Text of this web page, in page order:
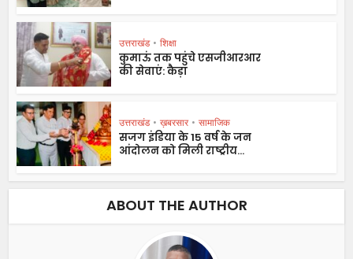
उत्तराखंड • शिक्षा
कुमाऊं तक पहुंचे एसजीआरआर
की सेवाएं: कैड़ा
उत्तराखंड • ख़बरसार • सामाजिक
सजग इंडिया के 15 वर्ष के जन
आंदोलन को मिली राष्ट्रीय...
ABOUT THE AUTHOR